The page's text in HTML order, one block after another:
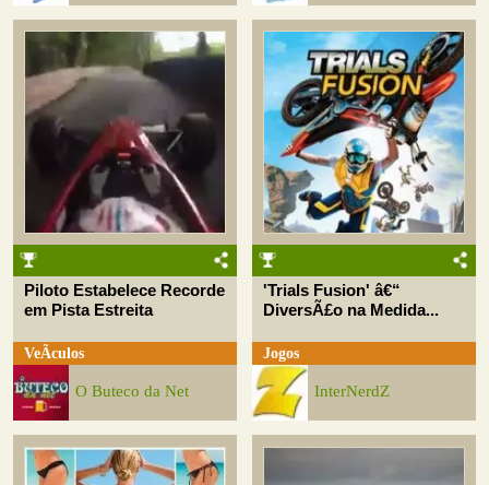
Piloto Estabelece Recorde
em Pista Estreita
VeÃ­culos
O Buteco da Net
'Trials Fusion' â€“
DiversÃ£o na Medida...
Jogos
InterNerdZ